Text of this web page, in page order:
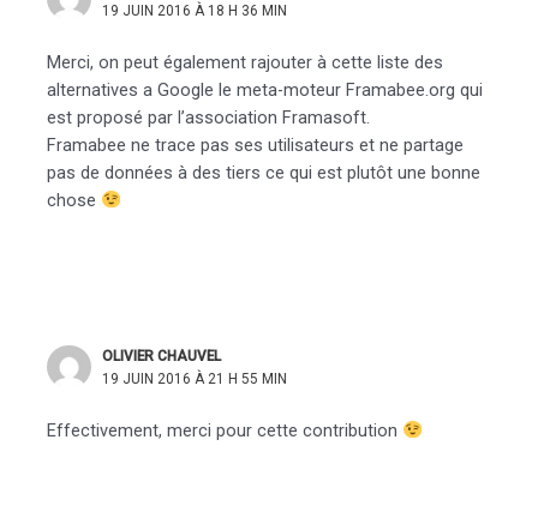
19 JUIN 2016 À 18 H 36 MIN
Merci, on peut également rajouter à cette liste des
alternatives a Google le meta-moteur Framabee.org qui
est proposé par l’association Framasoft.
Framabee ne trace pas ses utilisateurs et ne partage
pas de données à des tiers ce qui est plutôt une bonne
chose
OLIVIER CHAUVEL
19 JUIN 2016 À 21 H 55 MIN
Effectivement, merci pour cette contribution